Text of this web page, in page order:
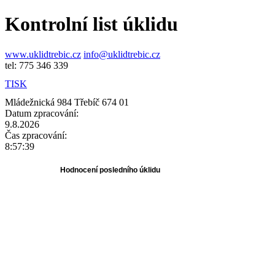
Kontrolní list úklidu
www.uklidtrebic.cz info@uklidtrebic.cz
tel: 775 346 339
TISK
Mládežnická 984 Třebíč 674 01
Datum zpracování:
9.8.2026
Čas zpracování:
8:57:39
Hodnocení posledního úklidu